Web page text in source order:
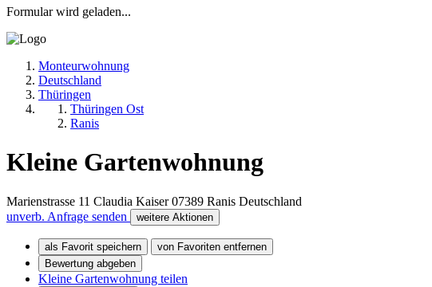
Formular wird geladen...
Monteurwohnung
Deutschland
Thüringen
Thüringen Ost
Ranis
Kleine Gartenwohnung
Marienstrasse 11 Claudia Kaiser 07389 Ranis Deutschland
unverb. Anfrage senden
weitere Aktionen
als Favorit speichern
von Favoriten entfernen
Bewertung abgeben
Kleine Gartenwohnung teilen